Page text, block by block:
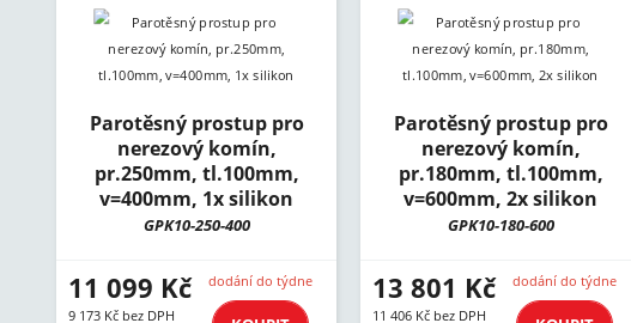
Parotěsný prostup pro
nerezový komín,
pr.250mm, tl.100mm,
v=400mm, 1x silikon
GPK10-250-400
11 099 Kč
9 173 Kč bez DPH
dodání do týdne
Parotěsný prostup pro
nerezový komín,
pr.180mm, tl.100mm,
v=600mm, 2x silikon
GPK10-180-600
13 801 Kč
11 406 Kč bez DPH
dodání do týdne